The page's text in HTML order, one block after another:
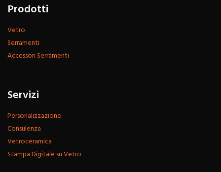
Prodotti
Vetro
Serramenti
Accessori Serramenti
Servizi
Personalizzazione
Consulenza
Vetroceramica
Stampa Digitale su Vetro